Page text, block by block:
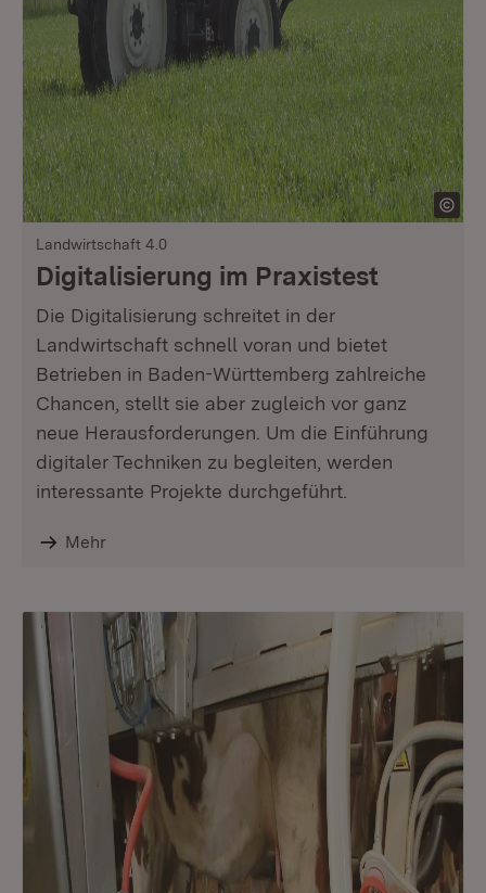
Landwirtschaft 4.0
Digitalisierung im Praxistest
Die Digitalisierung schreitet in der
Landwirtschaft schnell voran und bietet
Betrieben in Baden-Württemberg zahlreiche
Chancen, stellt sie aber zugleich vor ganz
neue Herausforderungen. Um die Einführung
digitaler Techniken zu begleiten, werden
interessante Projekte durchgeführt.
Mehr